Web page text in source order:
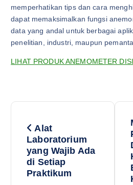
memperhatikan tips dan cara
dapat memaksimalkan fungsi
data yang andal untuk berbagai
penelitian, industri, maupun
LIHAT PRODUK ANEMOMETER
Alat
Laboratorium
yang Wajib Ada
di Setiap
Praktikum